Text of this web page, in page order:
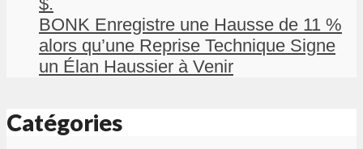
BONK Enregistre une Hausse de 11 %
alors qu’une Reprise Technique Signe
un Élan Haussier à Venir
Catégories